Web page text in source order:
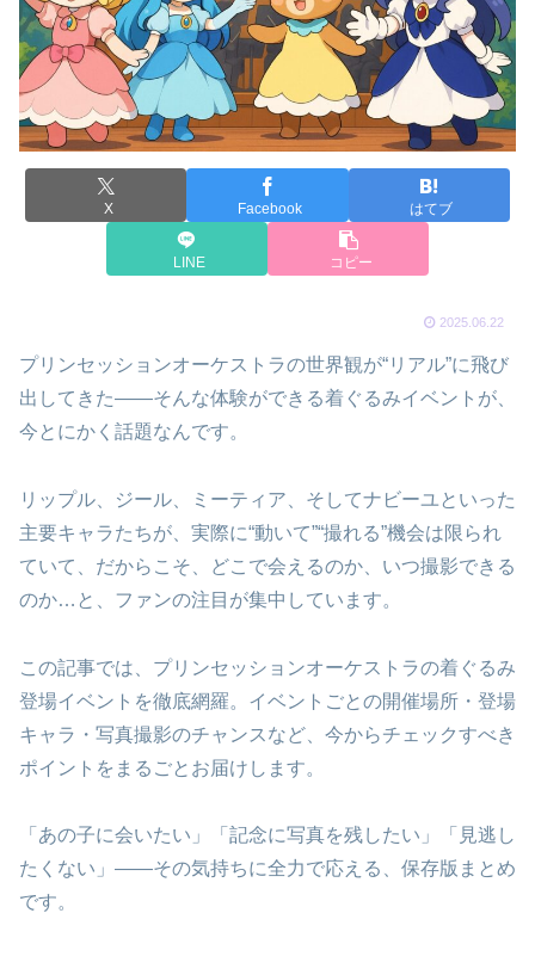
X Facebook はてブ
LINE コピー
2025.06.22
プリンセッションオーケストラの世界観が“リアル”に飛び
出してきた――そんな体験ができる着ぐるみイベントが、
今とにかく話題なんです。
リップル、ジール、ミーティア、そしてナビーユといった
主要キャラたちが、実際に“動いて”“撮れる”機会は限られ
ていて、だからこそ、どこで会えるのか、いつ撮影できる
のか…と、ファンの注目が集中しています。
この記事では、プリンセッションオーケストラの着ぐるみ
登場イベントを徹底網羅。イベントごとの開催場所・登場
キャラ・写真撮影のチャンスなど、今からチェックすべき
ポイントをまるごとお届けします。
「あの子に会いたい」「記念に写真を残したい」「見逃し
たくない」――その気持ちに全力で応える、保存版まとめ
です。